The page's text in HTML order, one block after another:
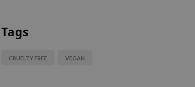
Tags
CRUELTY FREE VEGAN